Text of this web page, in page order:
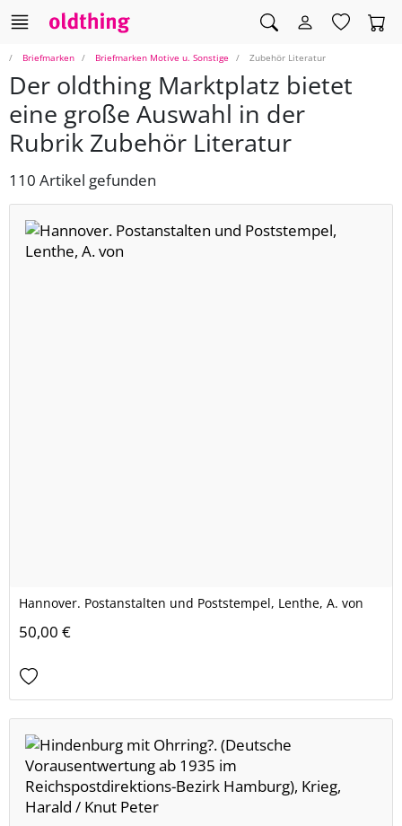
Briefmarken Briefmarken Motive u. Sonstige Zubehör Literatur
Der oldthing Marktplatz bietet
eine große Auswahl in der
Rubrik Zubehör Literatur
110 Artikel gefunden
Hannover. Postanstalten und Poststempel, Lenthe, A. von
50,00 €